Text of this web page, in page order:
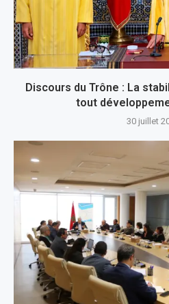
Discours du Trône : La
tout
30 juillet